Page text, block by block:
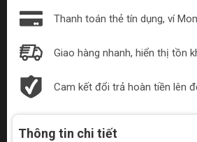
Thanh toán thẻ tín dụng, ví
Giao hàng nhanh, hiển thị tồn
Cam kết đổi trả hoàn tiền lên
Thông tin chi tiết